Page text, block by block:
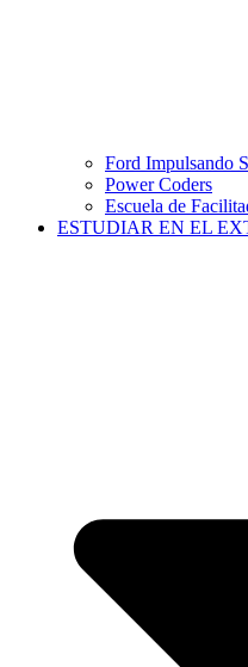
Ford Impulsando
Power Coders
Escuela de
ESTUDIAR EN EL